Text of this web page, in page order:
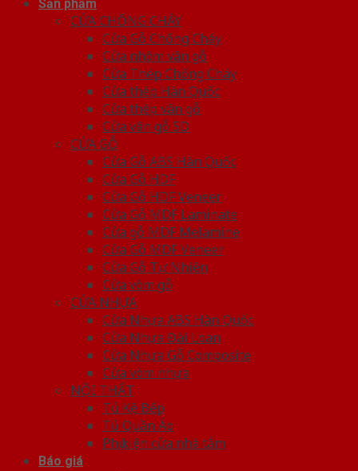
Sản phẩm
CỬA CHỐNG CHÁY
Cửa Gỗ Chống Cháy
Cửa nhôm vân gỗ
Cửa Thép Chống Cháy
Cửa thép Hàn Quốc
Cửa thép vân gỗ
Cửa vân gỗ 5D
CỬA GỖ
Cửa Gỗ ABS Hàn Quốc
Cửa Gỗ HDF
Cửa Gỗ HDF Veneer
Cửa Gỗ MDF Laminate
Cửa gỗ MDF Melamine
Cửa Gỗ MDF Veneer
Cửa Gỗ Tự Nhiên
Cửa vòm gỗ
CỬA NHỰA
Cửa Nhựa ABS Hàn Quốc
Cửa Nhựa Đài Loan
Cửa Nhựa Gỗ Composite
Cửa vòm nhựa
NỘI THẤT
Tủ Kệ Bếp
Tủ Quần Áo
Phụ kiện cửa nhà tắm
Báo giá